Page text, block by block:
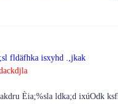
fldäfhka isxyhd .,jkak
Èia‌;%sla‌ ldka;d ixúOdk